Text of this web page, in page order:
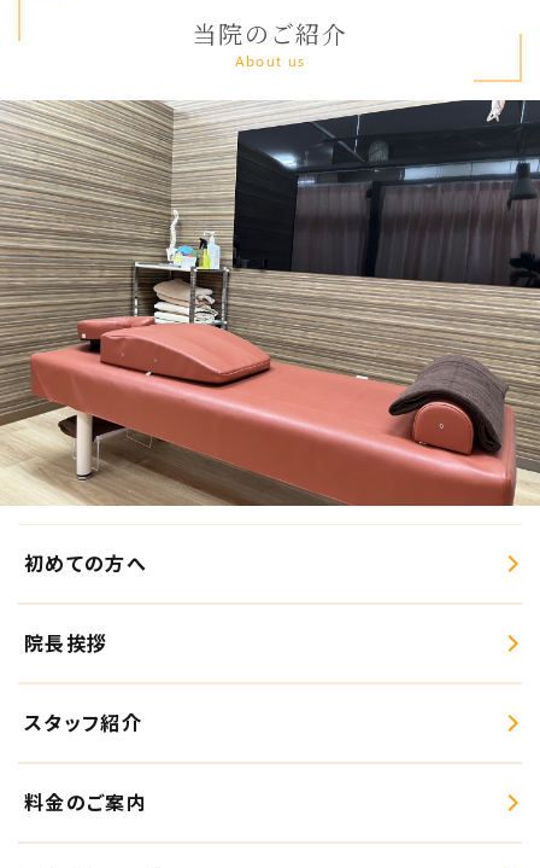
当院のご紹介
About us
初めての方へ
院長挨拶
スタッフ紹介
料金のご案内